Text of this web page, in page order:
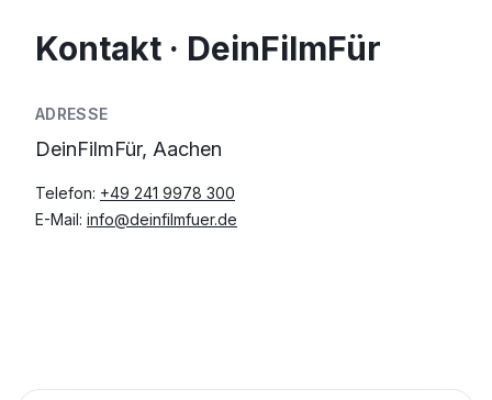
Kontakt · DeinFilmFür
ADRESSE
DeinFilmFür, Aachen
Telefon: +49 241 9978 300
E-Mail: info@deinfilmfuer.de